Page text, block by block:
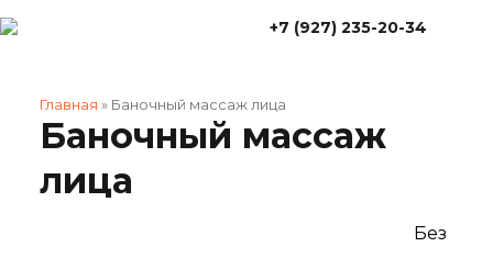
+7 (927) 235-20-34
Главная » Баночный массаж лица
Баночный массаж
лица
Без